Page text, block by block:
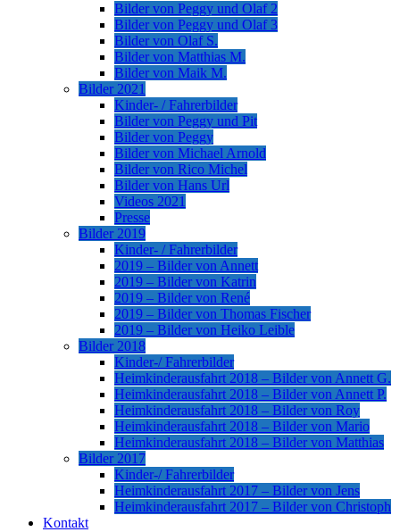
Bilder von Peggy und Olaf 2
Bilder von Peggy und Olaf 3
Bilder von Olaf S.
Bilder von Matthias M.
Bilder von Maik M.
Bilder 2021
Kinder- / Fahrerbilder
Bilder von Peggy und Pit
Bilder von Peggy
Bilder von Michael Arnold
Bilder von Rico Michel
Bilder von Hans Url
Videos 2021
Presse
Bilder 2019
Kinder- / Fahrerbilder
2019 – Bilder von Annett
2019 – Bilder von Katrin
2019 – Bilder von René
2019 – Bilder von Thomas Fischer
2019 – Bilder von Heiko Leible
Bilder 2018
Kinder-/ Fahrerbilder
Heimkinderausfahrt 2018 – Bilder von Annett G.
Heimkinderausfahrt 2018 – Bilder von Annett P.
Heimkinderausfahrt 2018 – Bilder von Roy
Heimkinderausfahrt 2018 – Bilder von Mario
Heimkinderausfahrt 2018 – Bilder von Matthias
Bilder 2017
Kinder-/ Fahrerbilder
Heimkinderausfahrt 2017 – Bilder von Jens
Heimkinderausfahrt 2017 – Bilder von Christoph
Kontakt